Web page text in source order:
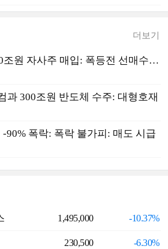
더보기
◆ 속보) 삼성전자: 90조원 자사주 매입: 폭등전 선매수 유리
300조원 반도체 수주: 대형호재
90% 폭락: 폭락 불가피: 매도 시급
1,495,000 -10.37%
230,500 -6.30%